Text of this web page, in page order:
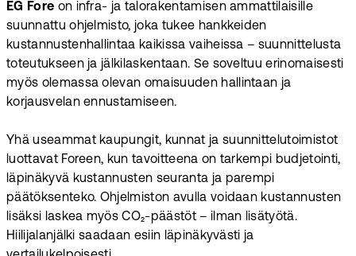
EG Fore on infra- ja talorakentamisen ammattilaisille
suunnattu ohjelmisto, joka tukee hankkeiden
kustannustenhallintaa kaikissa vaiheissa – suunnittelusta
toteutukseen ja jälkilaskentaan. Se soveltuu erinomaisesti
myös olemassa olevan omaisuuden hallintaan ja
korjausvelan ennustamiseen.
Yhä useammat kaupungit, kunnat ja suunnittelutoimistot
luottavat Foreen, kun tavoitteena on tarkempi budjetointi,
läpinäkyvä kustannusten seuranta ja parempi
päätöksenteko. Ohjelmiston avulla voidaan kustannusten
lisäksi laskea myös CO₂-päästöt – ilman lisätyötä.
Hiilijalanjälki saadaan esiin läpinäkyvästi ja